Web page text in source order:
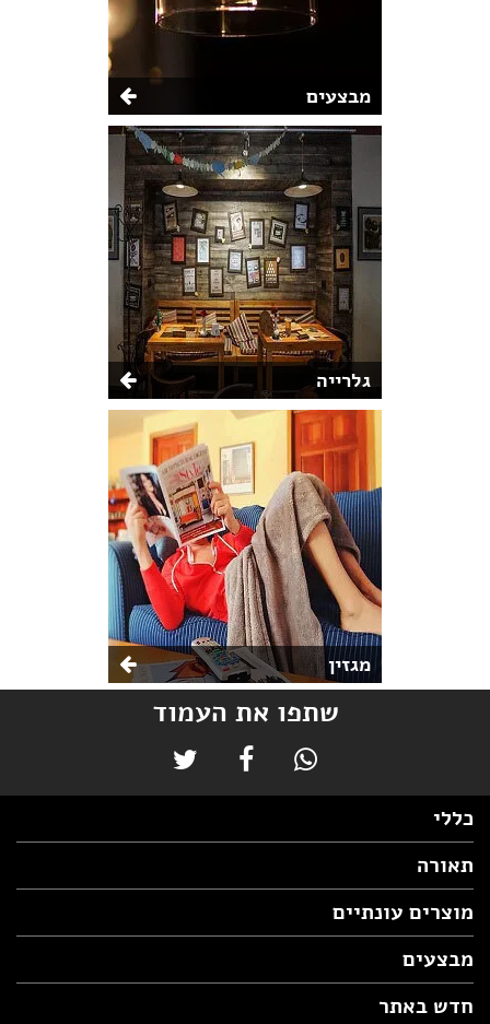
מבצעים
גלרייה
מגזין
שתפו את העמוד
כללי
תאורה
מוצרים עונתיים
מבצעים
חדש באתר